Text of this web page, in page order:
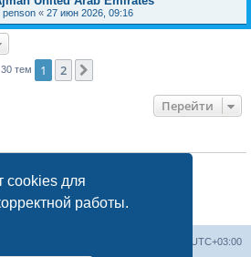
cookies для
работы.
penson « 27 июн 2026, 09:16
30 тем 1 2
Перейти
сообщения
UTC+03:00